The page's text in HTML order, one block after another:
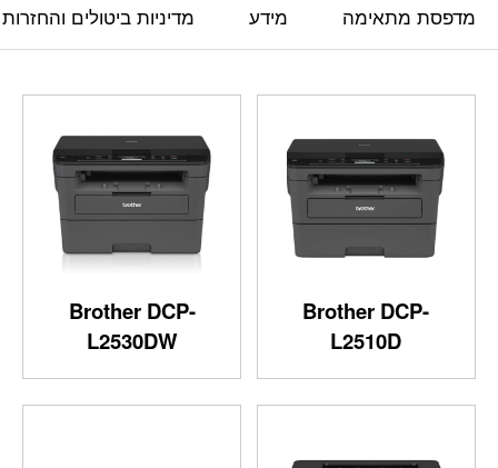
מדפסת מתאימה מידע מדיניות ביטולים והחזרות
Brother DCP-
L2510D
Brother DCP-
L2530DW